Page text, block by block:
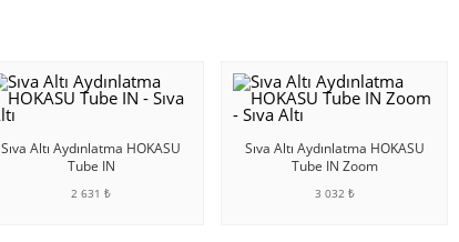
Sıva Altı Aydınlatma HOKASU
Tube IN
2 631 ₺
Sıva Altı Aydınlatma HOKASU
Tube IN Zoom
3 032 ₺